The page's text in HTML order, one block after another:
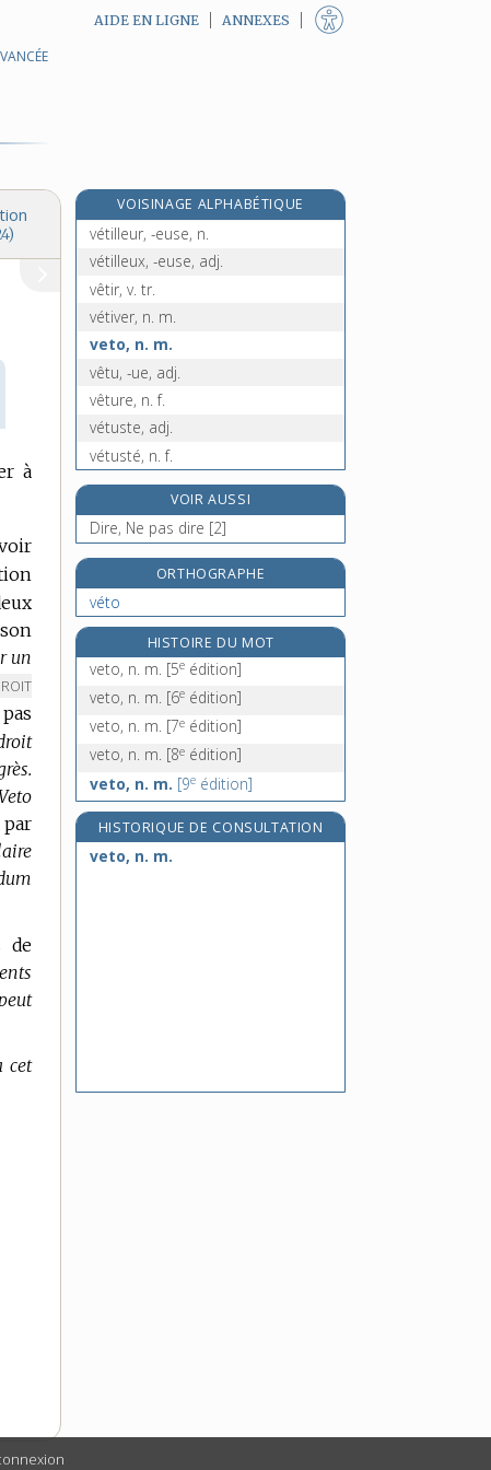
AIDE EN LIGNE ANNEXES
à
un
de
cet
VOISINAGE ALPHABÉTIQUE
vétiller, v. intr.
vétilleur, -euse, n.
vétilleux, -euse, adj.
vêtir, v. tr.
vétiver, n. m.
veto, n. m.
vêtu, -ue, adj.
vêture, n. f.
vétuste, adj.
vétusté, n. f.
vétyver, n. m.
veuf, veuve, adj. et n.
veule, adj.
veulerie, n. f.
veuvage, n. m.
VOIR AUSSI
Dire, Ne pas dire [2]
ORTHOGRAPHE
véto
HISTOIRE DU MOT
veto, n. m. [5e édition]
veto, n. m. [6e édition]
veto, n. m. [7e édition]
veto, n. m. [8e édition]
veto, n. m. [9e édition]
HISTORIQUE DE CONSULTATION
veto, n. m.